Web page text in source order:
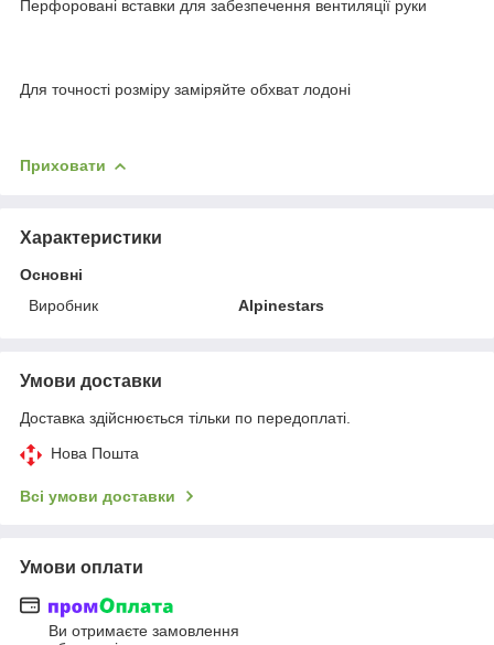
Перфоровані вставки для забезпечення вентиляції руки
Для точності розміру заміряйте обхват лодоні
Приховати
Характеристики
Основні
Виробник
Alpinestars
Умови доставки
Доставка здійснюється тільки по передоплаті.
Нова Пошта
Всі умови доставки
Умови оплати
Ви отримаєте замовлення